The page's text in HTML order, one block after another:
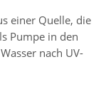
einer Quelle, die
Pumpe in den
nach UV-